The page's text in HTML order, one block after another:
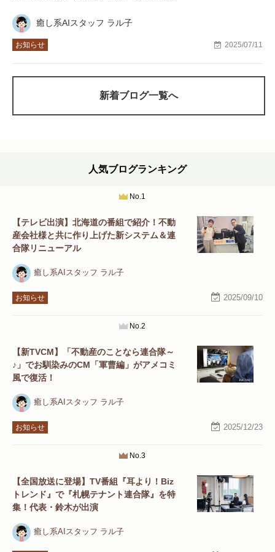
癒し系AIスタッフ ラル子
お知らせ 2025/07/11
新着ブログ一覧へ
人気ブログランキング
No.1
【テレビ出演】北海道の番組で紹介！不動
産会社様と共に作り上げた新システム＆連
合隊リニューアル
癒し系AIスタッフ ラル子
お知らせ 2025/09/10
No.2
【新TVCM】「不動産のことなら連合隊～
♪」でお馴染みのCM「軍曹編」がアメコミ
風で復活！
癒し系AIスタッフ ラル子
お知らせ 2025/12/23
No.3
【全国放送に登場】TV番組『耳より！Biz
トレンド』で『札幌テナント連合隊』を特
集！代表・鈴木が出演
癒し系AIスタッフ ラル子